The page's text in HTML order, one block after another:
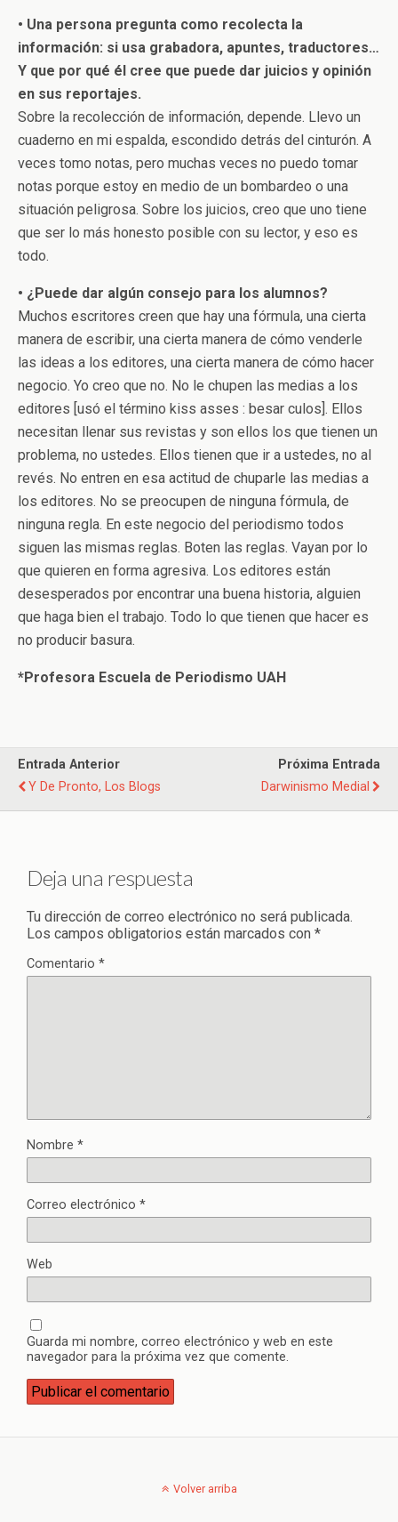
• Una persona pregunta como recolecta la
información: si usa grabadora, apuntes, traductores…
Y que por qué él cree que puede dar juicios y opinión
en sus reportajes.
Sobre la recolección de información, depende. Llevo un
cuaderno en mi espalda, escondido detrás del cinturón. A
veces tomo notas, pero muchas veces no puedo tomar
notas porque estoy en medio de un bombardeo o una
situación peligrosa. Sobre los juicios, creo que uno tiene
que ser lo más honesto posible con su lector, y eso es
todo.
• ¿Puede dar algún consejo para los alumnos?
Muchos escritores creen que hay una fórmula, una cierta
manera de escribir, una cierta manera de cómo venderle
las ideas a los editores, una cierta manera de cómo hacer
negocio. Yo creo que no. No le chupen las medias a los
editores [usó el término kiss asses : besar culos]. Ellos
necesitan llenar sus revistas y son ellos los que tienen un
problema, no ustedes. Ellos tienen que ir a ustedes, no al
revés. No entren en esa actitud de chuparle las medias a
los editores. No se preocupen de ninguna fórmula, de
ninguna regla. En este negocio del periodismo todos
siguen las mismas reglas. Boten las reglas. Vayan por lo
que quieren en forma agresiva. Los editores están
desesperados por encontrar una buena historia, alguien
que haga bien el trabajo. Todo lo que tienen que hacer es
no producir basura.
*Profesora Escuela de Periodismo UAH
Entrada Anterior
Y De Pronto, Los Blogs
Próxima Entrada
Darwinismo Medial
Deja una respuesta
Tu dirección de correo electrónico no será publicada.
Los campos obligatorios están marcados con *
Comentario *
Nombre *
Correo electrónico *
Web
Guarda mi nombre, correo electrónico y web en este
navegador para la próxima vez que comente.
Volver arriba